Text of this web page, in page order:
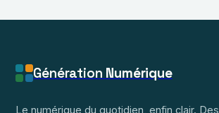
vos données
rapide et
Génération Numérique
Le numérique du quotidien, enfin clair. Des